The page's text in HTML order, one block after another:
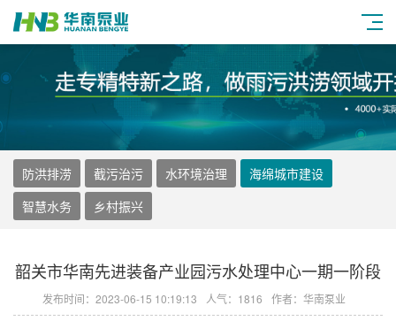
防洪排涝 截污治污 水环境治理
海绵城市建设
智慧水务
乡村振兴
韶关市华南先进装备产业园污水处理中心一期一阶段
发布时间：2023-06-15 10:19:13 人气：1816 作者：华南泵业